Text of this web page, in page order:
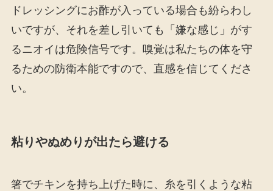
ドレッシングにお酢が入っている場合も紛らわし
いですが、それを差し引いても「嫌な感じ」がす
るニオイは危険信号です。嗅覚は私たちの体を守
るための防衛本能ですので、直感を信じてくださ
い。
粘りやぬめりが出たら避ける
箸でチキンを持ち上げた時に、糸を引くような粘